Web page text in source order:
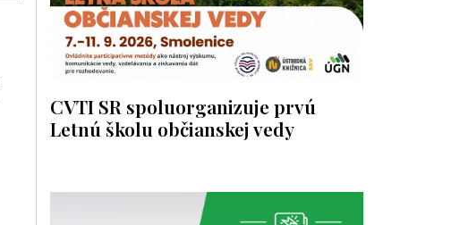
CVTI SR spoluorganizuje prvú
Letnú školu občianskej vedy